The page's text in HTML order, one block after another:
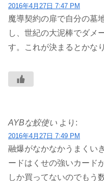
2016年4月27日 7:47 PM
魔導契約の扉で自分の墓
し、世紀の大泥棒でダメ
す。これが決まるとかな
AYBな鮫使い より:
2016年4月27日 7:49 PM
融爆がなかなかうまくい
ードはくせの強いカード
しか買ってないのでもう